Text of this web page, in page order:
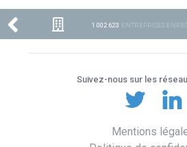
1 002 623 ENTREPRISES
Suivez-nous sur les
Mentions